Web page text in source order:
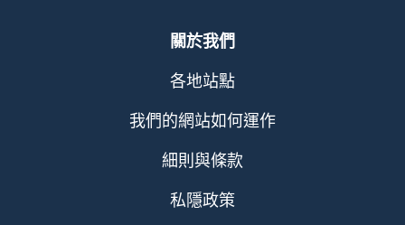
關於我們
各地站點
我們的網站如何運作
細則與條款
私隱政策